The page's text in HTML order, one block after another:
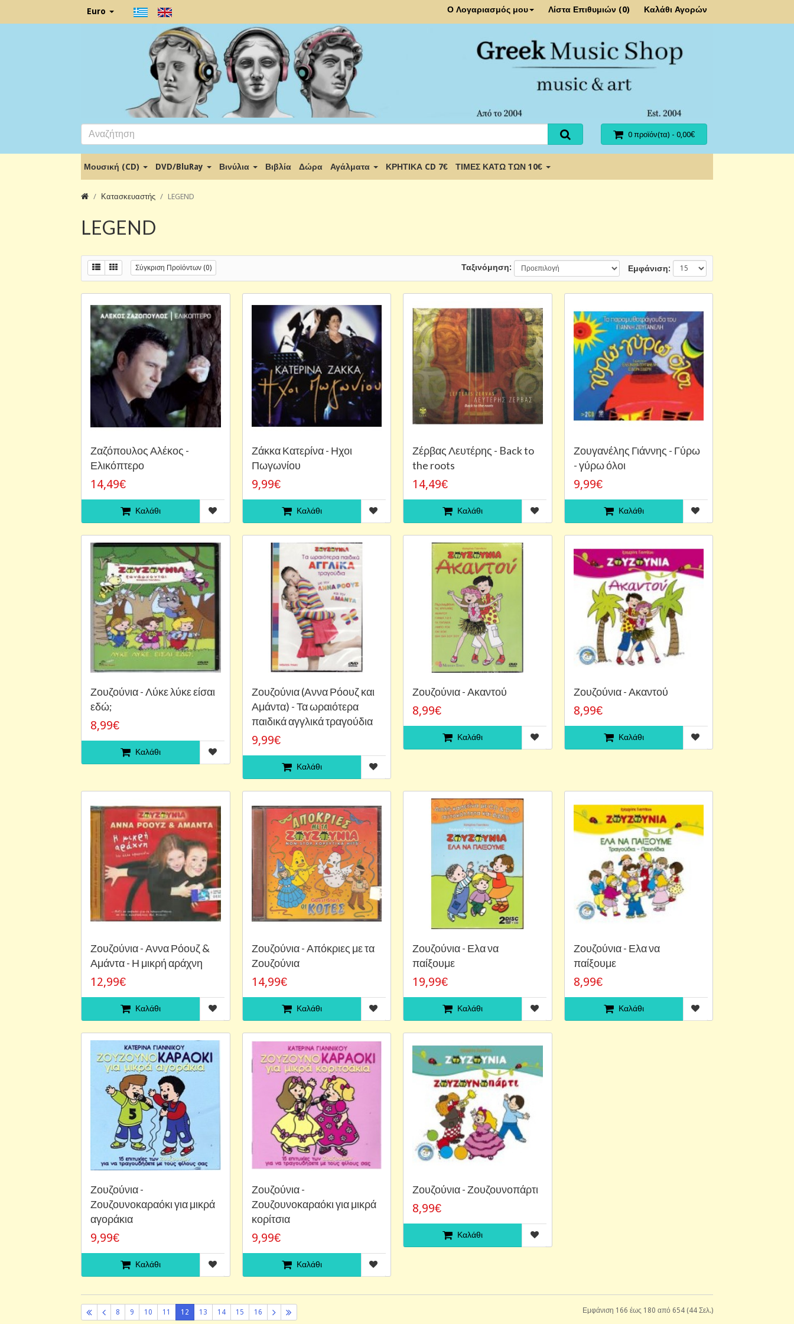
Euro Ο Λογαριασμός μου Λίστα Επιθυμιών (0) Καλάθι Αγορών
0 προϊόν(τα) - 0,00€
Μουσική (CD) DVD/BluRay Βινύλια Βιβλία Δώρα Αγάλματα ΚΡΗΤΙΚΑ CD 7€ ΤΙΜΕΣ ΚΑΤΩ ΤΩΝ 10€
Κατασκευαστής LEGEND
LEGEND
Σύγκριση Προϊόντων (0) Ταξινόμηση: Εμφάνιση:
Ζαζόπουλος Αλέκος -
Ελικόπτερο
14,49€
Καλάθι
Ζάκκα Κατερίνα - Ηχοι
Πωγωνίου
9,99€
Καλάθι
Ζέρβας Λευτέρης - Back to
the roots
14,49€
Καλάθι
Ζουγανέλης Γιάννης - Γύρω
- γύρω όλοι
9,99€
Καλάθι
Ζουζούνια - Λύκε λύκε είσαι
εδώ;
8,99€
Καλάθι
Ζουζούνια (Αννα Ρόουζ και
Αμάντα) - Τα ωραιότερα
παιδικά αγγλικά τραγούδια
9,99€
Καλάθι
Ζουζούνια - Ακαντού
8,99€
Καλάθι
Ζουζούνια - Ακαντού
8,99€
Καλάθι
Ζουζούνια - Αννα Ρόουζ &
Αμάντα - Η μικρή αράχνη
12,99€
Καλάθι
Ζουζούνια - Απόκριες με τα
Ζουζούνια
14,99€
Καλάθι
Ζουζούνια - Ελα να
παίξουμε
19,99€
Καλάθι
Ζουζούνια - Ελα να
παίξουμε
8,99€
Καλάθι
Ζουζούνια -
Ζουζουνοκαραόκι για μικρά
αγοράκια
9,99€
Καλάθι
Ζουζούνια -
Ζουζουνοκαραόκι για μικρά
κορίτσια
9,99€
Καλάθι
Ζουζούνια - Ζουζουνοπάρτι
8,99€
Καλάθι
8 9 10 11 12 13 14 15 16 Εμφάνιση 166 έως 180 από 654 (44 Σελ.)